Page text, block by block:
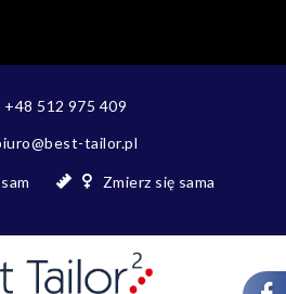
+48 512 975 409
tailor.pl
Zmierz się sama